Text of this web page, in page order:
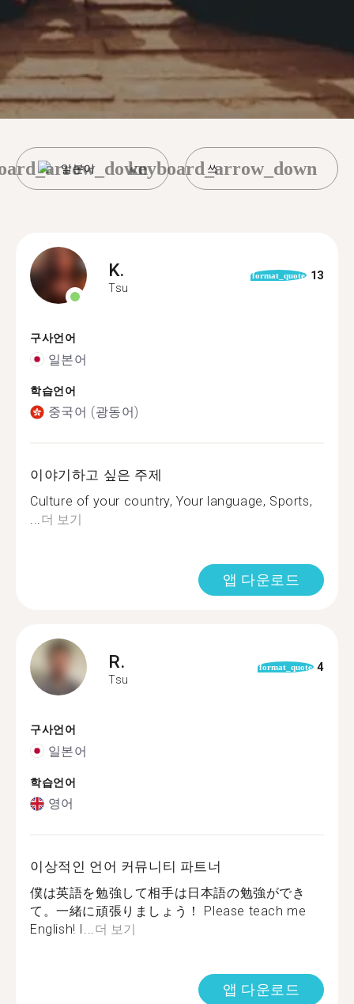
일본어 쓰
keyboard_arrow_down
K.
Tsu
format_quote 13
구사언어
일본어
학습언어
중국어 (광동어)
이야기하고 싶은 주제
Culture of your country, Your language, Sports,
...더 보기
앱 다운로드
R.
Tsu
format_quote 4
구사언어
일본어
학습언어
영어
이상적인 언어 커뮤니티 파트너
僕は英語を勉強して相手は日本語の勉強ができ
て。一緒に頑張りましょう！ Please teach me
English! I...더 보기
앱 다운로드